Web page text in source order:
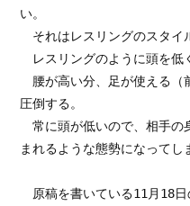
い。
それはレスリングのスタイ
レスリングのように頭を低
腰が高い分、足が使える（
圧倒する。
常に頭が低いので、相手の
まれるような態勢になってし
原稿を書いている11月18日